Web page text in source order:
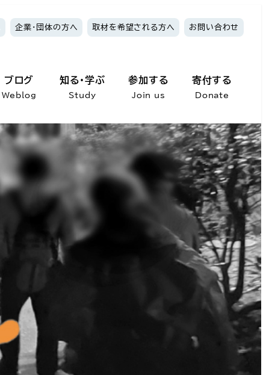
企業・団体の方へ 取材を希望される方へ お問い合わせ
ブログ
Weblog
知る・学ぶ
Study
参加する
Join us
寄付する
Donate